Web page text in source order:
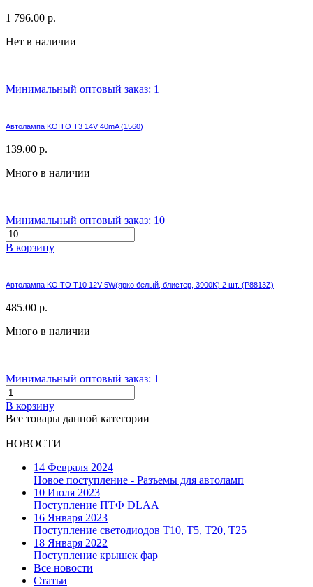
1 796.00 р.
Нет в наличии
Минимальный оптовый заказ: 1
Автолампа KOITO T3 14V 40mA (1560)
139.00 р.
Много в наличии
Минимальный оптовый заказ: 10
В корзину
Автолампа KOITO T10 12V 5W(ярко белый, блистер, 3900K) 2 шт. (P8813Z)
485.00 р.
Много в наличии
Минимальный оптовый заказ: 1
В корзину
Все товары данной категории
НОВОСТИ
14 Февраля 2024
Новое поступление - Разъемы для автоламп
10 Июля 2023
Поступление ПТФ DLAA
16 Января 2023
Поступление светодиодов T10, T5, T20, T25
18 Января 2022
Поступление крышек фар
Все новости
Статьи